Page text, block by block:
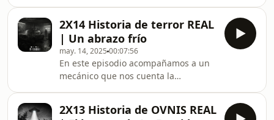
tanatorio de Segovia. ¿Te atreves a
escuchar?Síguenos en nuestras redes
sociales:Facebook: ⁠⁠https://www.facebook.com/
Tok: ⁠https://www.tiktok.com/@mi
2X14 Historia de terror REAL
| Un abrazo frío
may. 14, 2025 00:07:56
En este episodio acompañamos a un
mecánico que nos cuenta la
un vehículo que había tenido un
2X13 Historia de OVNIS REAL